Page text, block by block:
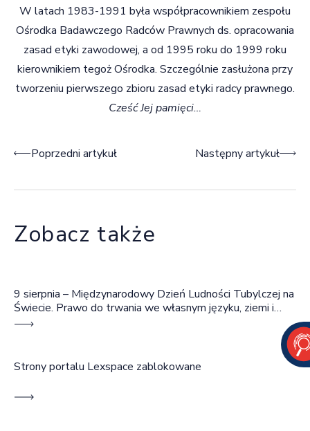
W latach 1983-1991 była współpracownikiem zespołu
Ośrodka Badawczego Radców Prawnych ds. opracowania
zasad etyki zawodowej, a od 1995 roku do 1999 roku
kierownikiem tegoż Ośrodka. Szczególnie zasłużona przy
tworzeniu pierwszego zbioru zasad etyki radcy prawnego.
Cześć Jej pamięci…
Nawigacja wpisu
Poprzedni artykuł Następny artykuł
Zobacz także
9 sierpnia – Międzynarodowy Dzień Ludności Tubylczej na
Świecie. Prawo do trwania we własnym języku, ziemi i
wspólnocie
Strony portalu Lexspace zablokowane